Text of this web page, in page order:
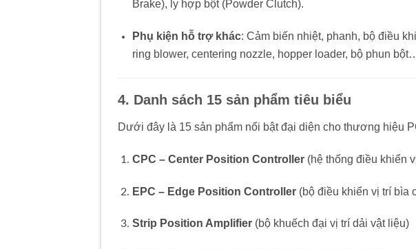
Brake), ly hợp bột (Powder Clutch).
Phụ kiện hỗ trợ khác: Cảm biến nhiệt, phanh, bộ điều
ring blower, centering nozzle, hopper loader, bộ phun
4. Danh sách 15 sản phẩm tiêu biểu
Dưới đây là 15 sản phẩm nổi bật đại diện cho thương hiệu
CPC – Center Position Controller(hệ thống điều khiển
EPC – Edge Position Controller(bộ điều khiển vị trí bìa
Strip Position Amplifier(bộ khuếch đại vị trí dải vật liệu)